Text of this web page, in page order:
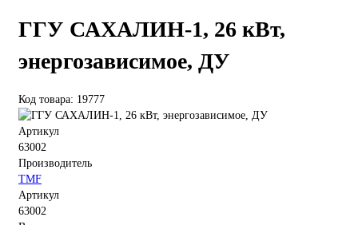
ГГУ САХАЛИН-1, 26 кВт,
энергозависимое, ДУ
Код товара: 19777
Артикул
63002
Производитель
TMF
Артикул
63002